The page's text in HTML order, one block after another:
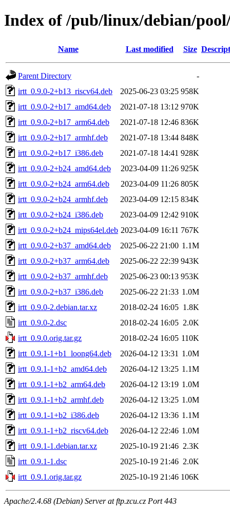
Index of /pub/linux/debian/
Name Last modified Size
Parent Directory
-
irtt_0.9.0-2+b13_riscv64.deb
2025-06-23 03:25 958K
irtt_0.9.0-2+b17_amd64.deb
2021-07-18 13:12 970K
irtt_0.9.0-2+b17_arm64.deb
2021-07-18 12:46 836K
irtt_0.9.0-2+b17_armhf.deb
2021-07-18 13:44 848K
irtt_0.9.0-2+b17_i386.deb
2021-07-18 14:41 928K
irtt_0.9.0-2+b24_amd64.deb
2023-04-09 11:26 925K
irtt_0.9.0-2+b24_arm64.deb
2023-04-09 11:26 805K
irtt_0.9.0-2+b24_armhf.deb
2023-04-09 12:15 834K
irtt_0.9.0-2+b24_i386.deb
2023-04-09 12:42 910K
irtt_0.9.0-2+b24_mips64el.deb 2023-04-09 16:11 767K
irtt_0.9.0-2+b37_amd64.deb
2025-06-22 21:00 1.1M
irtt_0.9.0-2+b37_arm64.deb
2025-06-22 22:39 943K
irtt_0.9.0-2+b37_armhf.deb
2025-06-23 00:13 953K
irtt_0.9.0-2+b37_i386.deb
2025-06-22 21:33 1.0M
irtt_0.9.0-2.debian.tar.xz
2018-02-24 16:05 1.8K
irtt_0.9.0-2.dsc
2018-02-24 16:05 2.0K
irtt_0.9.0.orig.tar.gz
2018-02-24 16:05 110K
irtt_0.9.1-1+b1_loong64.deb
2026-04-12 13:31 1.0M
irtt_0.9.1-1+b2_amd64.deb
2026-04-12 13:25 1.1M
irtt_0.9.1-1+b2_arm64.deb
2026-04-12 13:19 1.0M
irtt_0.9.1-1+b2_armhf.deb
2026-04-12 13:25 1.0M
irtt_0.9.1-1+b2_i386.deb
2026-04-12 13:36 1.1M
irtt_0.9.1-1+b2_riscv64.deb
2026-04-12 22:46 1.0M
irtt_0.9.1-1.debian.tar.xz
2025-10-19 21:46 2.3K
irtt_0.9.1-1.dsc
2025-10-19 21:46 2.0K
irtt_0.9.1.orig.tar.gz
2025-10-19 21:46 106K
Apache/2.4.68 (Debian) Server at ftp.zcu.cz Port 443